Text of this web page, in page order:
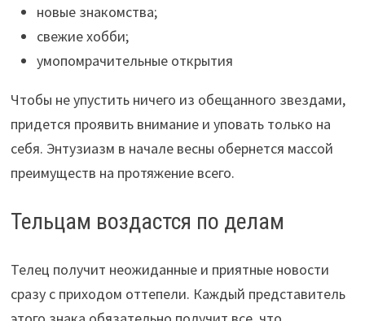
новые знакомства;
свежие хобби;
умопомрачительные открытия
Чтобы не упустить ничего из обещанного звездами,
придется проявить внимание и уповать только на
себя. Энтузиазм в начале весны обернется массой
преимуществ на протяжение всего.
Тельцам воздастся по делам
Телец получит неожиданные и приятные новости
сразу с приходом оттепели. Каждый представитель